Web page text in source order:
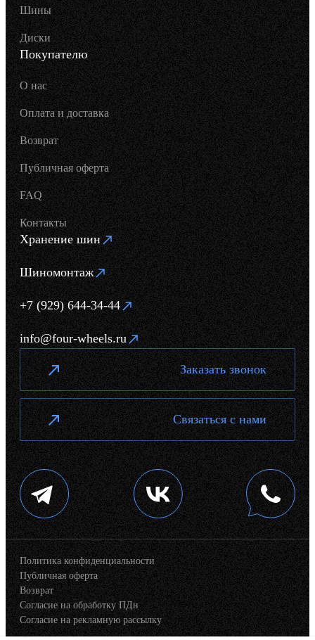
Шины
Диски
Покупателю
О нас
Оплата и доставка
Возврат
Публичная оферта
FAQ
Контакты
Хранение шин
Шиномонтаж
+7 (929) 644-34-44
info@four-wheels.ru
Заказать звонок
Связаться с нами
Политика конфиденциальности
Публичная оферта
Возврат
Согласие на обработку ПДн
Согласие на рекламную рассылку